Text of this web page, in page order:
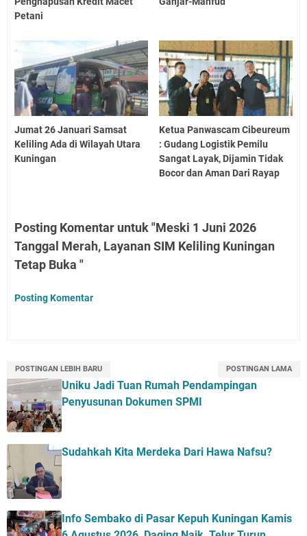
Petani
Jumat 26 Januari Samsat
Keliling Ada di Wilayah Utara
Kuningan
Ketua Panwascam Cibeureum
: Gudang Logistik Pemilu
Sangat Layak, Dijamin Tidak
Bocor dan Aman Dari Rayap
Posting Komentar untuk "Meski 1 Juni 2026
Tanggal Merah, Layanan SIM Keliling Kuningan
Tetap Buka "
Posting Komentar
POSTINGAN LEBIH BARU POSTINGAN LAMA
Uniku Jadi Tuan Rumah Pendampingan
Penyusunan Dokumen SPMI
Sudahkah Kita Merdeka Dari Hawa Nafsu?
Info Sembako di Pasar Kepuh Kuningan Kamis